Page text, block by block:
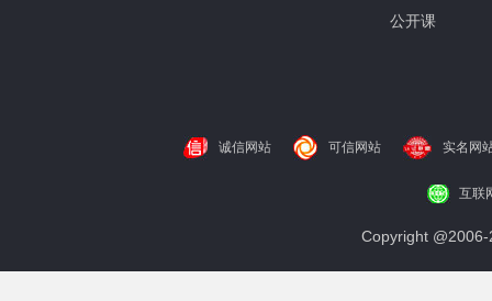
公开课
诚信网站 可信网站 实名网
互联
Copyright